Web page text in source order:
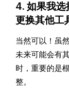
4. 如果我选
更换其他工
当然可以！虽
未来可能会有
时，重要的是
整。